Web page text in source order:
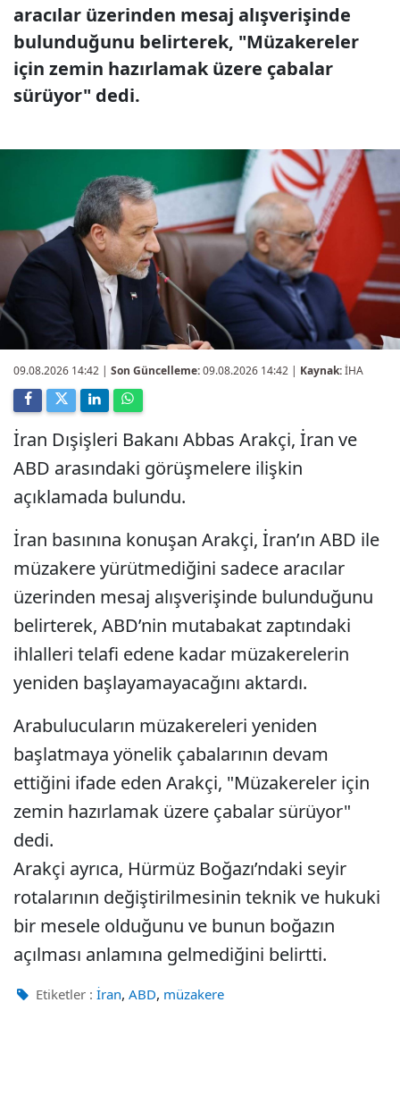
aracılar üzerinden mesaj alışverişinde
bulunduğunu belirterek, "Müzakereler
için zemin hazırlamak üzere çabalar
sürüyor" dedi.
09.08.2026 14:42 | Son Güncelleme:09.08.2026 14:42 | Kaynak:İHA
İran Dışişleri Bakanı Abbas Arakçi, İran ve
ABD arasındaki görüşmelere ilişkin
açıklamada bulundu.
İran basınına konuşan Arakçi, İran’ın ABD ile
müzakere yürütmediğini sadece aracılar
üzerinden mesaj alışverişinde bulunduğunu
belirterek, ABD’nin mutabakat zaptındaki
ihlalleri telafi edene kadar müzakerelerin
yeniden başlayamayacağını aktardı.
Arabulucuların müzakereleri yeniden
başlatmaya yönelik çabalarının devam
ettiğini ifade eden Arakçi, "Müzakereler için
zemin hazırlamak üzere çabalar sürüyor"
dedi.
Arakçi ayrıca, Hürmüz Boğazı’ndaki seyir
rotalarının değiştirilmesinin teknik ve hukuki
bir mesele olduğunu ve bunun boğazın
açılması anlamına gelmediğini belirtti.
Etiketler : İran, ABD, müzakere